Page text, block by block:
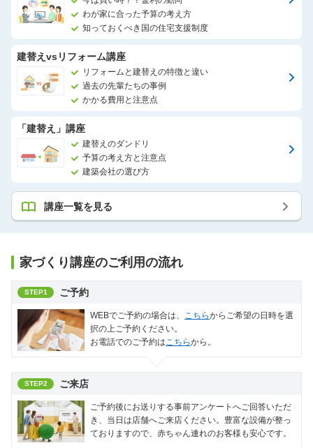
わが家に合った予算の考え方
知っておくべき国の住宅支援制度
建替えvsリフォーム講座
リフォームと建替えの特徴と違い
過去の先輩たちの事例
かかる費用と注意点
「建替え」講座
建替えのダンドリ
予算の考え方と注意点
建築会社の選び方
講座一覧を見る
家づくり講座のご利用の流れ
STEP1 ご予約
WEBでご予約の場合は、 こちらからご希望の日時を選
択の上ご予約ください。
お電話でのご予約はこちらから。
STEP2 ご来店
ご予約後にお送りする事前アンケートへご回答いただ
き、当日は店舗へご来店ください。豊富な設備が整っ
ておりますので、赤ちゃん連れのお客様も安心です。